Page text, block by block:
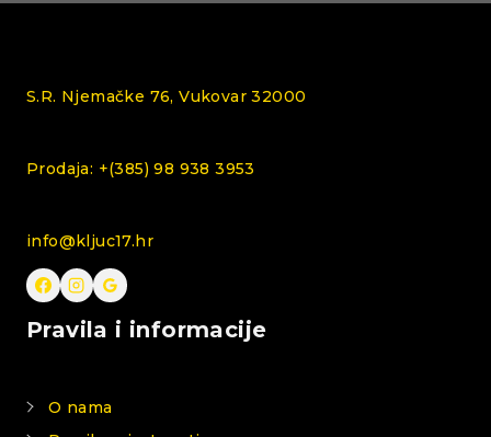
S.R. Njemačke 76, Vukovar 32000
Prodaja: +(385) 98 938 3953
info@kljuc17.hr
Pravila i informacije
O nama